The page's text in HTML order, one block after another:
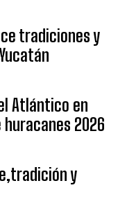
tradiciones y
Atlántico en
2026
y